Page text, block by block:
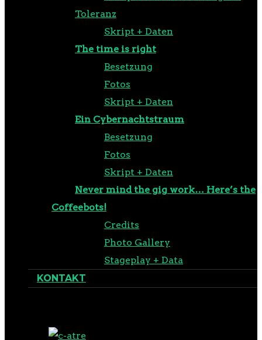
Toleranz
Skript + Daten
The time is right
Besetzung
Fotos
Skript + Daten
Ein Cybernachtstraum
Besetzung
Fotos
Skript + Daten
Never mind the gig work… Here’s the
Coffeebots!
Credits
Photo Gallery
Stageplay + Data
KONTAKT